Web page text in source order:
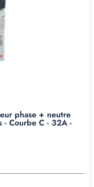
phase + neutre
Courbe C - 32A -